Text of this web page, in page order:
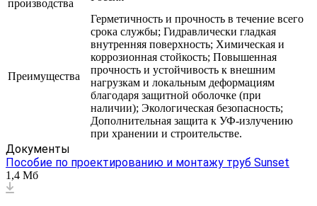
производства
Преимущества
Герметичность и прочность в течение всего
срока службы; Гидравлически гладкая
внутренняя поверхность; Химическая и
коррозионная стойкость; Повышенная
прочность и устойчивость к внешним
нагрузкам и локальным деформациям
благодаря защитной оболочке (при
наличии); Экологическая безопасность;
Дополнительная защита к УФ-излучению
при хранении и строительстве.
Документы
Пособие по проектированию и монтажу труб Sunset
1,4 Мб